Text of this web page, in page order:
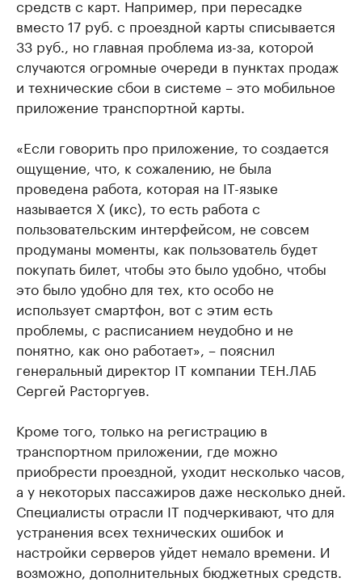
средств с карт. Например, при пересадке
вместо 17 руб. с проездной карты списывается
33 руб., но главная проблема из-за, которой
случаются огромные очереди в пунктах продаж
и технические сбои в системе – это мобильное
приложение транспортной карты.
«Если говорить про приложение, то создается
ощущение, что, к сожалению, не была
проведена работа, которая на IT-языке
называется X (икс), то есть работа с
пользовательским интерфейсом, не совсем
продуманы моменты, как пользователь будет
покупать билет, чтобы это было удобно, чтобы
это было удобно для тех, кто особо не
использует смартфон, вот с этим есть
проблемы, с расписанием неудобно и не
понятно, как оно работает», – пояснил
генеральный директор IT компании ТЕН.ЛАБ
Сергей Расторгуев.
Кроме того, только на регистрацию в
транспортном приложении, где можно
приобрести проездной, уходит несколько часов,
а у некоторых пассажиров даже несколько дней.
Специалисты отрасли IT подчеркивают, что для
устранения всех технических ошибок и
настройки серверов уйдет немало времени. И
возможно, дополнительных бюджетных средств.